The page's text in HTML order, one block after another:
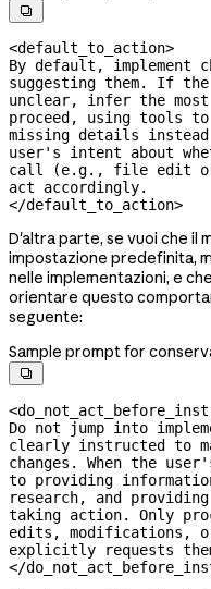

<default_to_action>
By default, implement
suggesting them. If
unclear, infer the
proceed, using tools
missing details
user's intent about
call (e.g., file edit or
act accordingly.
</default_to_action>
D'altra parte, se vuoi che il
impostazione predefinita,
nelle implementazioni, e
orientare questo
seguente:
Sample prompt for

Do not jump into
clearly instructed to
changes. When the
to providing
research, and
taking action. Only
edits, modifications, or
explicitly requests
</